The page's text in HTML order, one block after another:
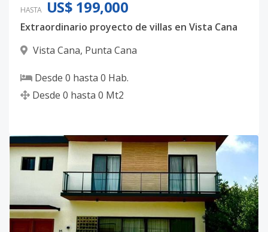
HASTA US$ 199,000
Extraordinario proyecto de villas en Vista Cana
Vista Cana, Punta Cana
Desde 0 hasta 0 Hab.
Desde 0 hasta 0 Mt2